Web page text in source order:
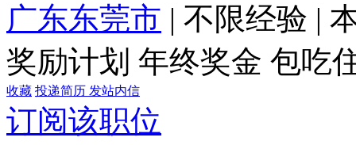
广东东莞市 | 不限经验 |
奖励计划 年终奖金 包吃
收藏 投递简历 发站内信
订阅该职位